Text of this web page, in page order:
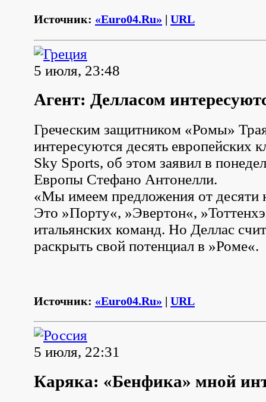
Источник: «Euro04.Ru» | URL
5 июля, 23:48
Агент: Делласом
Греческим защитником «Ромы»
интересуются десять европейских
Sky Sports, об этом заявил в
Европы Стефано Антонелли.
«Мы имеем предложения от десяти
Это »Порту«, »Эвертон«,
итальянских команд. Но Деллас
раскрыть свой потенциал в »Роме«.
Источник: «Euro04.Ru» | URL
5 июля, 22:31
Каряка: «Бенфика» мной